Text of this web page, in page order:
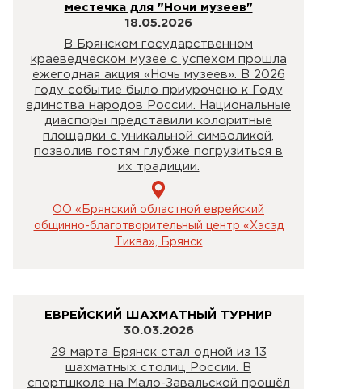
местечка для "Ночи музеев"
18.05.2026
В Брянском государственном
краеведческом музее с успехом прошла
ежегодная акция «Ночь музеев». В 2026
году событие было приурочено к Году
единства народов России. Национальные
диаспоры представили колоритные
площадки с уникальной символикой,
позволив гостям глубже погрузиться в
их традиции.
ОО «Брянский областной еврейский
общинно-благотворительный центр «Хэсэд
Тиква», Брянск
ЕВРЕЙСКИЙ ШАХМАТНЫЙ ТУРНИР
30.03.2026
29 марта Брянск стал одной из 13
шахматных столиц России. В
спортшколе на Мало-Завальской прошёл